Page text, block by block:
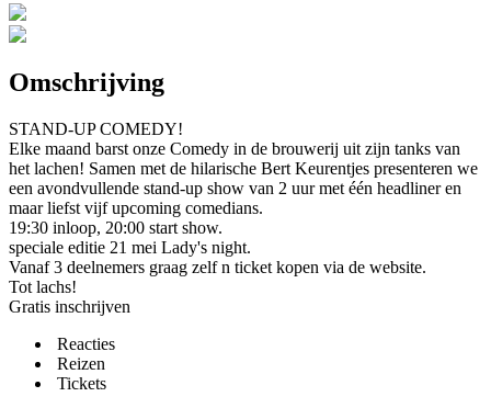
Omschrijving
STAND-UP COMEDY!​
Elke maand barst onze Comedy in de brouwerij uit zijn tanks van
het lachen! Samen met de hilarische Bert Keurentjes presenteren we
een avondvullende stand-up show van 2 uur met één headliner en
maar liefst vijf upcoming comedians.
19:30 inloop, 20:00 start show.
speciale editie 21 mei Lady's night.
Vanaf 3 deelnemers graag zelf n ticket kopen via de website.
Tot lachs!
Gratis inschrijven
Reacties
Reizen
Tickets